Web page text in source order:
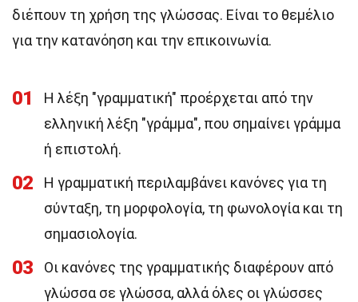
διέπουν τη χρήση της γλώσσας. Είναι το θεμέλιο
για την κατανόηση και την επικοινωνία.
01
Η λέξη "γραμματική" προέρχεται από την
ελληνική λέξη "γράμμα", που σημαίνει γράμμα
ή επιστολή.
02
Η γραμματική περιλαμβάνει κανόνες για τη
σύνταξη, τη μορφολογία, τη φωνολογία και τη
σημασιολογία.
03
Οι κανόνες της γραμματικής διαφέρουν από
γλώσσα σε γλώσσα, αλλά όλες οι γλώσσες